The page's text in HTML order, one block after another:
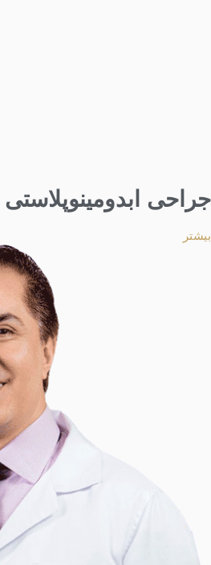
جراحی
بیشتر